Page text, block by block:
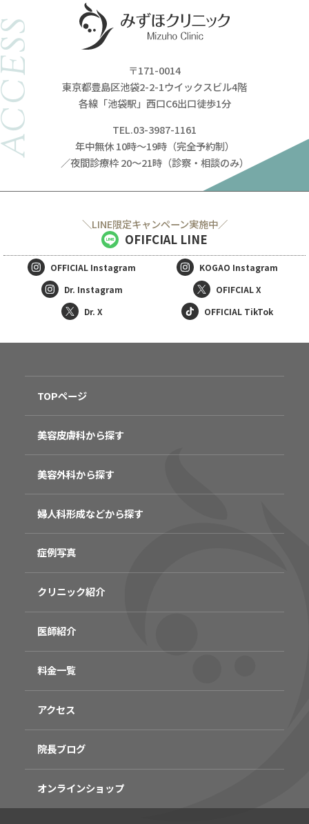
〒171-0014
東京都豊島区池袋2-2-1ウイックスビル4階
各線「池袋駅」西口C6出口徒歩1分
TEL.03-3987-1161
年中無休 10時～19時（完全予約制）
／夜間診療枠 20～21時（診察・相談のみ）
＼LINE限定キャンペーン実施中／
OFIFCIAL LINE
OFFICIAL Instagram KOGAO Instagram
Dr. Instagram
OFIFCIAL X
Dr. X
OFFICIAL TikTok
TOPページ
美容皮膚科から探す
美容外科から探す
婦人科形成などから探す
症例写真
クリニック紹介
医師紹介
料金一覧
アクセス
院長ブログ
オンラインショップ